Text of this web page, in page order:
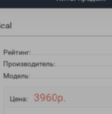
Рейтинг:
Производитель:
Модель:
Цена: 3960р.